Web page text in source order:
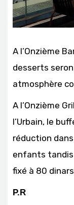
A l’Onzième
desserts
atmosphère
A l’Onzième
l’Urbain, le
réduction
enfants tandis
fixé à 80
P.R